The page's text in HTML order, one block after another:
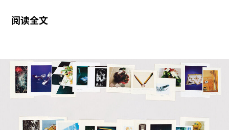
少女偶像、“世界系”动漫以及虚拟主播等，乍看之
择的两个关键词——“零度”与“关系性贫困”所示，这
本文集不能被单纯归类为亚文化研究，而更多是关
于人与人的交流与理解，进而关于公共性的作品。
王钦认为，在“人文关怀”的话语体系下，以往研究
阅读全文